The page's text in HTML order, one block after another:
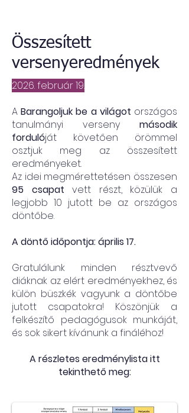
Összesített
versenyeredmények
2026. február 19.
ABarangoljuk be a világot országos
tanulmányi verseny második
fordulóját követően örömmel
osztjuk meg az összesített
eredményeket.
Az idei megmérettetésen összesen
95 csapat vett részt, közülük a
legjobb 10 jutott be az országos
döntőbe.
A döntő időpontja: április 17.
Gratulálunk minden résztvevő
diáknak az elért eredményekhez, és
külön büszkék vagyunk a döntőbe
jutott csapatokra! Köszönjük a
felkészítő pedagógusok munkáját,
és sok sikert kívánunk a fináléhoz!
A részletes eredménylista itt
tekinthető meg: